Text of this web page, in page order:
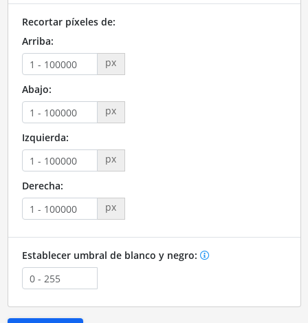
Recortar píxeles de:
Arriba:
px
Abajo:
px
Izquierda:
px
Derecha:
px
Establecer umbral de blanco y negro: